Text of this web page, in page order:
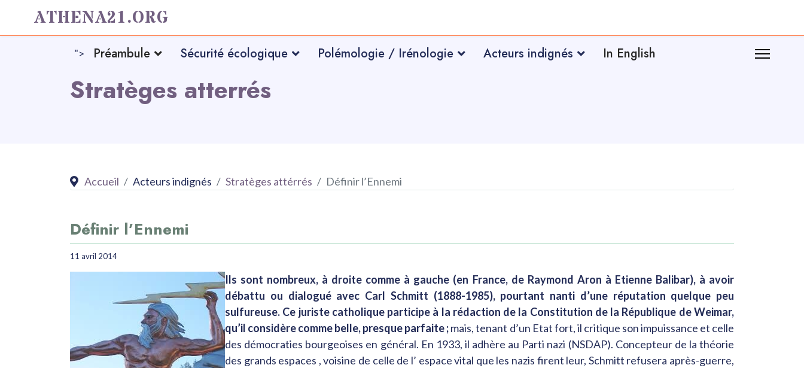
ATHENA21.ORG
"> Préambule Sécurité écologique Polémologie / Irénologie Acteurs indignés In English
Stratèges atterrés
Accueil Acteurs indignés Stratèges attérrés Définir l’Ennemi
Définir l’Ennemi
11 avril 2014
Ils sont nombreux, à droite comme à gauche (en France, de Raymond Aron à Etienne Balibar), à avoir
débattu ou dialogué avec Carl Schmitt (1888-1985), pourtant nanti d’une réputation quelque peu
sulfureuse. Ce juriste catholique participe à la rédaction de la Constitution de la République de Weimar,
qu’il considère comme belle, presque parfaite ;mais, tenant d’un Etat fort, il critique son impuissance et celle
des démocraties bourgeoises en général. En 1933, il adhère au Parti nazi (NSDAP). Concepteur de la théorie
des grands espaces , voisine de celle de l’ espace vital que les nazis firent leur, Schmitt refusera après-guerre,